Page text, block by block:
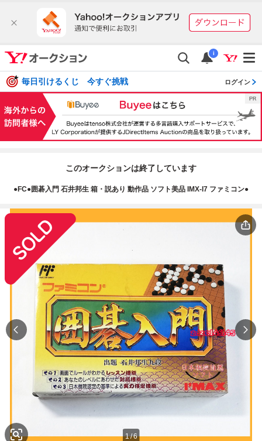
i
毎日引けるくじ 今すぐ挑戦 ログイン
このオークションは終了しています
●FC●囲碁入門 石井邦生 箱・説あり 動作品 ソフト美品 IMX-I7 ファミコン●
1/6